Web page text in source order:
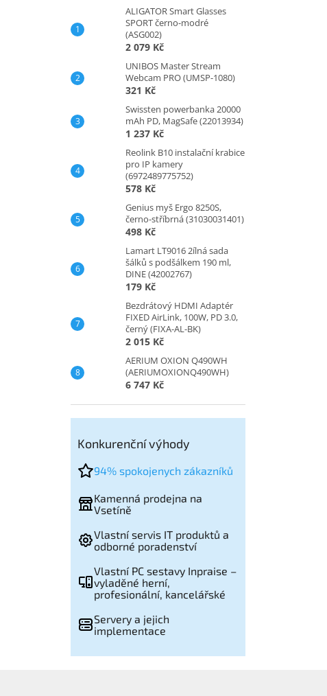
ALIGATOR Smart Glasses
SPORT černo-modré
(ASG002)
2 079 Kč
UNIBOS Master Stream
Webcam PRO (UMSP-1080)
321 Kč
Swissten powerbanka 20000
mAh PD, MagSafe (22013934)
1 237 Kč
Reolink B10 instalační krabice
pro IP kamery
(6972489775752)
578 Kč
Genius myš Ergo 8250S,
černo-stříbrná (31030031401)
498 Kč
Lamart LT9016 2ílná sada
šálků s podšálkem 190 ml,
DINE (42002767)
179 Kč
Bezdrátový HDMI Adaptér
FIXED AirLink, 100W, PD 3.0,
černý (FIXA-AL-BK)
2 015 Kč
AERIUM OXION Q490WH
(AERIUMOXIONQ490WH)
6 747 Kč
Konkurenční výhody
94% spokojenych zákazníků
Kamenná prodejna na
Vsetíně
Vlastní servis IT produktů a
odborné poradenství
Vlastní PC sestavy Inpraise –
vyladěné herní,
profesionální, kancelářské
Servery a jejich
implementace